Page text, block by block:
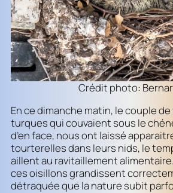
Crédit photo:
En ce dimanche matin, le couple
turques qui couvaient sous le
d’en face, nous ont laissé
tourterelles dans leurs nids, le
aillent au ravitaillement
ces oisillons grandissent
détraquée que la nature subit